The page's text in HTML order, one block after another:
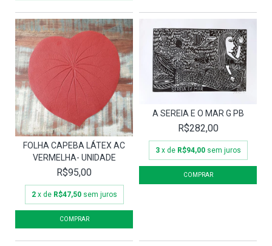
FOLHA CAPEBA LÁTEX AC
VERMELHA- UNIDADE
R$95,00
2 x de R$47,50 sem juros
A SEREIA E O MAR G PB
R$282,00
3 x de R$94,00 sem juros